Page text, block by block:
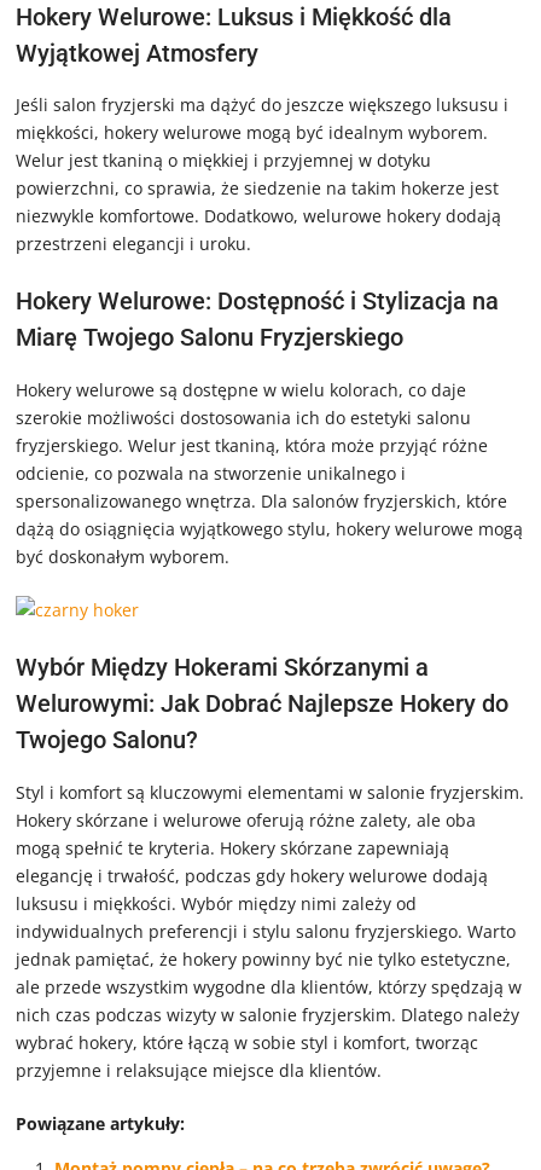
Hokery Welurowe: Luksus i Miękkość dla
Wyjątkowej Atmosfery
Jeśli salon fryzjerski ma dążyć do jeszcze większego luksusu i
miękkości, hokery welurowe mogą być idealnym wyborem.
Welur jest tkaniną o miękkiej i przyjemnej w dotyku
powierzchni, co sprawia, że siedzenie na takim hokerze jest
niezwykle komfortowe. Dodatkowo, welurowe hokery dodają
przestrzeni elegancji i uroku.
Hokery Welurowe: Dostępność i Stylizacja na
Miarę Twojego Salonu Fryzjerskiego
Hokery welurowe są dostępne w wielu kolorach, co daje
szerokie możliwości dostosowania ich do estetyki salonu
fryzjerskiego. Welur jest tkaniną, która może przyjąć różne
odcienie, co pozwala na stworzenie unikalnego i
spersonalizowanego wnętrza. Dla salonów fryzjerskich, które
dążą do osiągnięcia wyjątkowego stylu, hokery welurowe mogą
być doskonałym wyborem.
Wybór Między Hokerami Skórzanymi a
Welurowymi: Jak Dobrać Najlepsze Hokery do
Twojego Salonu?
Styl i komfort są kluczowymi elementami w salonie fryzjerskim.
Hokery skórzane i welurowe oferują różne zalety, ale oba
mogą spełnić te kryteria. Hokery skórzane zapewniają
elegancję i trwałość, podczas gdy hokery welurowe dodają
luksusu i miękkości. Wybór między nimi zależy od
indywidualnych preferencji i stylu salonu fryzjerskiego. Warto
jednak pamiętać, że hokery powinny być nie tylko estetyczne,
ale przede wszystkim wygodne dla klientów, którzy spędzają w
nich czas podczas wizyty w salonie fryzjerskim. Dlatego należy
wybrać hokery, które łączą w sobie styl i komfort, tworząc
przyjemne i relaksujące miejsce dla klientów.
Powiązane artykuły: